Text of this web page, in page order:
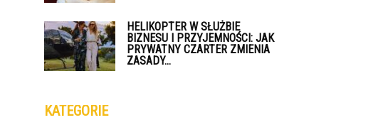
HELIKOPTER W SŁUŻBIE
BIZNESU I PRZYJEMNOŚCI: JAK
PRYWATNY CZARTER ZMIENIA
ZASADY...
KATEGORIE